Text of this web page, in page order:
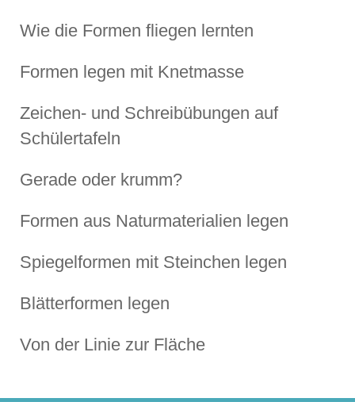
Wie die Formen fliegen lernten
Formen legen mit Knetmasse
Zeichen- und Schreibübungen auf
Schülertafeln
Gerade oder krumm?
Formen aus Naturmaterialien legen
Spiegelformen mit Steinchen legen
Blätterformen legen
Von der Linie zur Fläche